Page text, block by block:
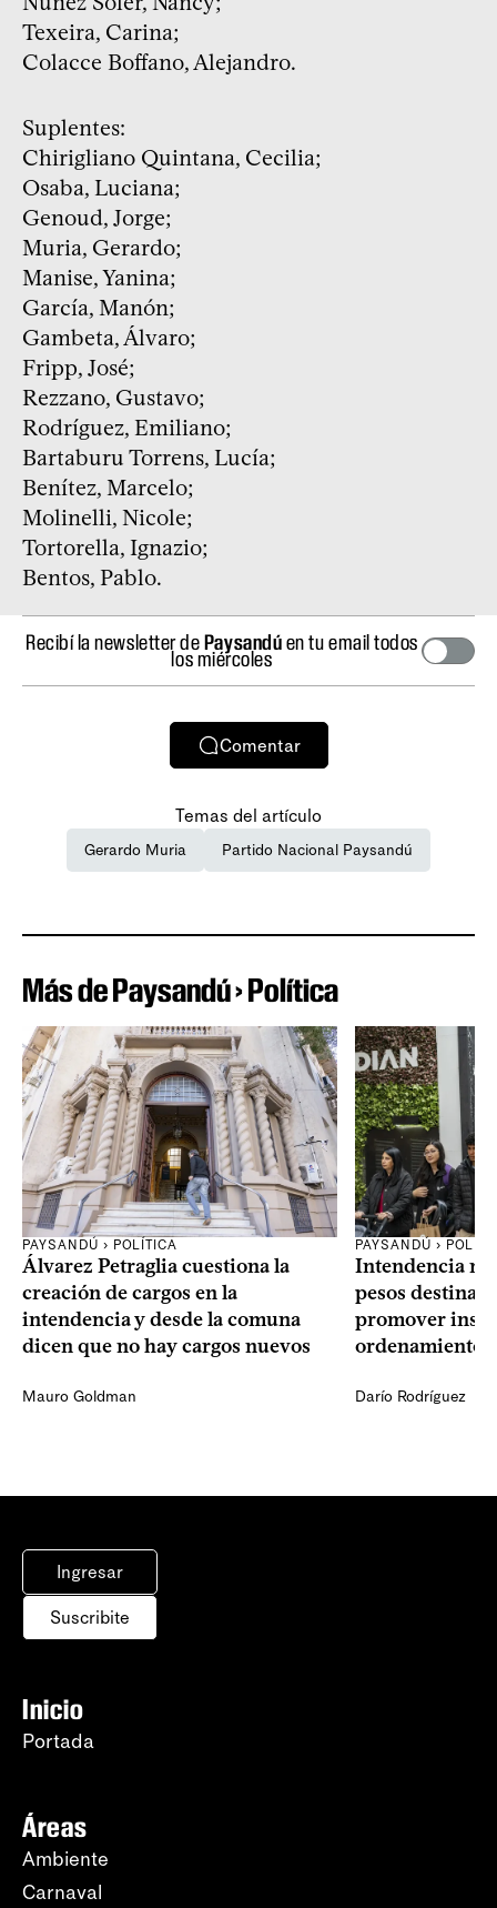
Texeira, Carina;
Colacce Boffano, Alejandro.
Suplentes:
Chirigliano Quintana, Cecilia;
Osaba, Luciana;
Genoud, Jorge;
Muria, Gerardo;
Manise, Yanina;
García, Manón;
Gambeta, Álvaro;
Fripp, José;
Rezzano, Gustavo;
Rodríguez, Emiliano;
Bartaburu Torrens, Lucía;
Benítez, Marcelo;
Molinelli, Nicole;
Tortorella, Ignazio;
Bentos, Pablo.
Recibí la newsletter dePaysandúen tu email todos
los miércoles
Comentar
Temas del artículo
Gerardo Muria Partido Nacional Paysandú
Más de Paysandú › Política
PAYSANDÚ › POLÍTICA
Álvarez Petraglia cuestiona la
creación de cargos en la
intendencia y desde la comuna
dicen que no hay cargos nuevos
Mauro Goldman
PAYSANDÚ ›
Intendencia
pesos
promover
ordenamiento
Darío Rodríguez
Ingresar
Suscribite
Inicio
Portada
Áreas
Ambiente
Carnaval